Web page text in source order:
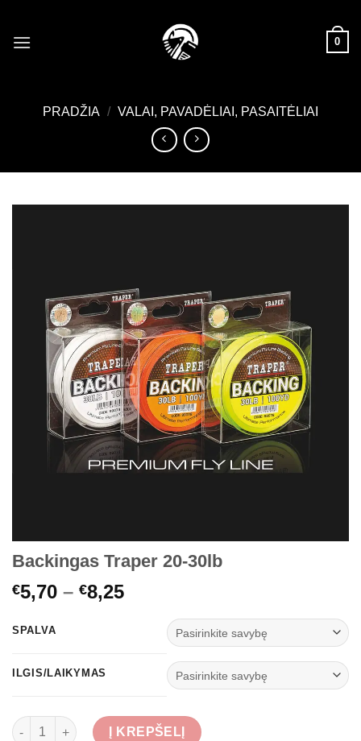
content
0
PRADŽIA / VALAI, PAVADĖLIAI, PASAITĖLIAI
Backingas Traper 20-30lb
€5,70 – €8,25Price
€5,70
through
€8,25
SPALVA
ILGIS/LAIKYMAS
produkto kiekis: Backingas Traper 20-30lb
Į KREPŠELĮ